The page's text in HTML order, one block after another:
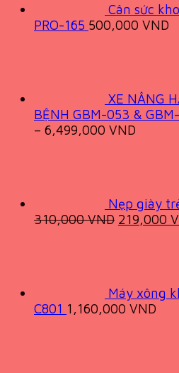
Cân sức
PRO-165 500,000 VND
XE NÂNG
BỆNH GBM-053 &
– 6,499,000 VND
Nẹp giày
310,000VND Original
219,000
Máy xông
C801 1,160,000 VND